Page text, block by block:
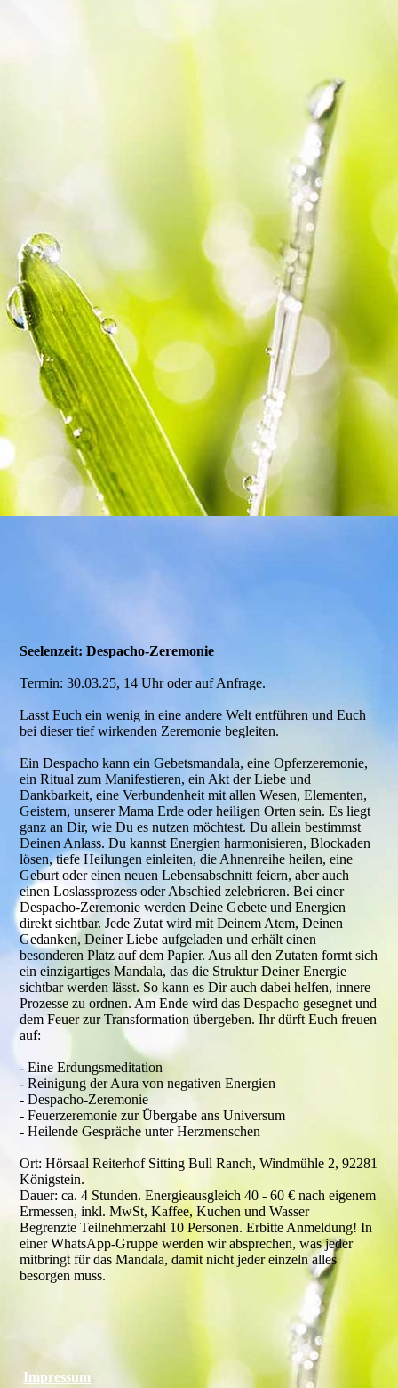
Seelenzeit: Despacho-Zeremonie
Termin: 30.03.25, 14 Uhr oder auf Anfrage.
Lasst Euch ein wenig in eine andere Welt entführen und Euch
bei dieser tief wirkenden Zeremonie begleiten.
Ein Despacho kann ein Gebetsmandala, eine Opferzeremonie,
ein Ritual zum Manifestieren, ein Akt der Liebe und
Dankbarkeit, eine Verbundenheit mit allen Wesen, Elementen,
Geistern, unserer Mama Erde oder heiligen Orten sein. Es liegt
ganz an Dir, wie Du es nutzen möchtest. Du allein bestimmst
Deinen Anlass. Du kannst Energien harmonisieren, Blockaden
lösen, tiefe Heilungen einleiten, die Ahnenreihe heilen, eine
Geburt oder einen neuen Lebensabschnitt feiern, aber auch
einen Loslassprozess oder Abschied zelebrieren. Bei einer
Despacho-Zeremonie werden Deine Gebete und Energien
direkt sichtbar. Jede Zutat wird mit Deinem Atem, Deinen
Gedanken, Deiner Liebe aufgeladen und erhält einen
besonderen Platz auf dem Papier. Aus all den Zutaten formt sich
ein einzigartiges Mandala, das die Struktur Deiner Energie
sichtbar werden lässt. So kann es Dir auch dabei helfen, innere
Prozesse zu ordnen. Am Ende wird das Despacho gesegnet und
dem Feuer zur Transformation übergeben. Ihr dürft Euch freuen
auf:
- Eine Erdungsmeditation
- Reinigung der Aura von negativen Energien
- Despacho-Zeremonie
- Feuerzeremonie zur Übergabe ans Universum
- Heilende Gespräche unter Herzmenschen
Ort: Hörsaal Reiterhof Sitting Bull Ranch, Windmühle 2, 92281
Königstein.
Dauer: ca. 4 Stunden. Energieausgleich 40 - 60 € nach eigenem
Ermessen, inkl. MwSt, Kaffee, Kuchen und Wasser
Begrenzte Teilnehmerzahl 10 Personen. Erbitte Anmeldung! In
einer WhatsApp-Gruppe werden wir absprechen, was jeder
mitbringt für das Mandala, damit nicht jeder einzeln alles
besorgen muss.
Impressum